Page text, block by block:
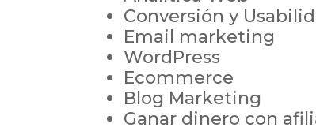
Conversión y
Email marketing
WordPress
Ecommerce
Blog Marketing
Ganar dinero con